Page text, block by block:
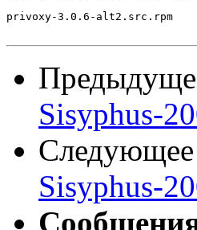
privoxy-3.0.6-alt2.src.rpm
Sisyphus-
Sisyphus-